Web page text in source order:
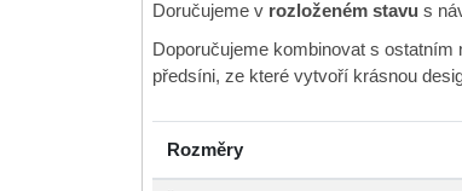
Doručujeme v rozloženém stavu s
Doporučujeme kombinovat s
předsíni, ze které vytvoří krásnou
Rozměry